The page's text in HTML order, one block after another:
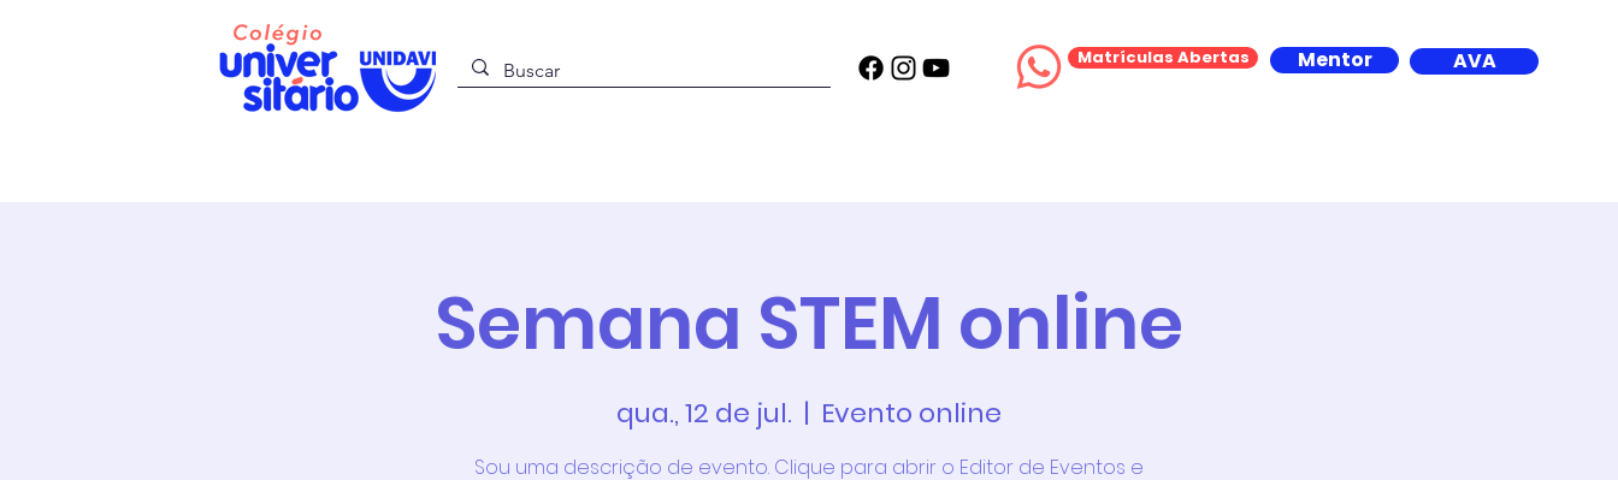
Matrículas Abertas Mentor AVA
Semana STEM online
qua., 12 de jul.
  |
Evento online
Sou uma descrição de evento. Clique para abrir o Editor de Eventos e